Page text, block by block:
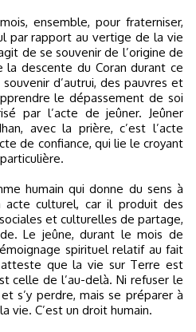
ensemble, pour fraterniser,
par rapport au vertige de la vie
de se souvenir de l’origine de
descente du Coran durant ce
d’autrui, des pauvres et
le dépassement de soi
par l’acte de jeûner. Jeûner
avec la prière, c’est l’acte
de confiance, qui lie le croyant
humain qui donne du sens à
acte culturel, car il produit des
et culturelles de partage,
Le jeûne, durant le mois de
spirituel relatif au fait
que la vie sur Terre est
celle de l’au-delà. Ni refuser le
s’y perdre, mais se préparer à
vie. C’est un droit humain.